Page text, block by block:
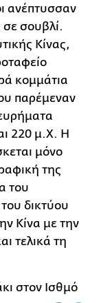
ανέπτυσσαν
σουβλί.
Κίνας,
κομμάτια
παρέμεναν
220 μ.Χ. Η
μόνο
της
του
δικτύου
Κίνα με την
τελικά τη